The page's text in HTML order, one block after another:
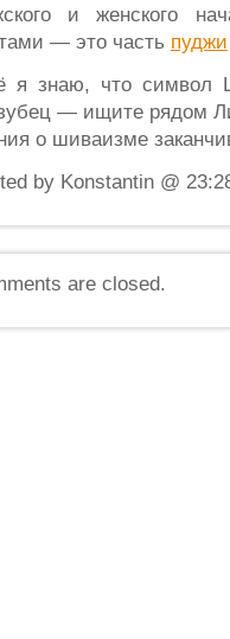
и женского
— это часть пуджи
я знаю, что
— ищите рядом
о шиваизме
by Konstantin @
are closed.